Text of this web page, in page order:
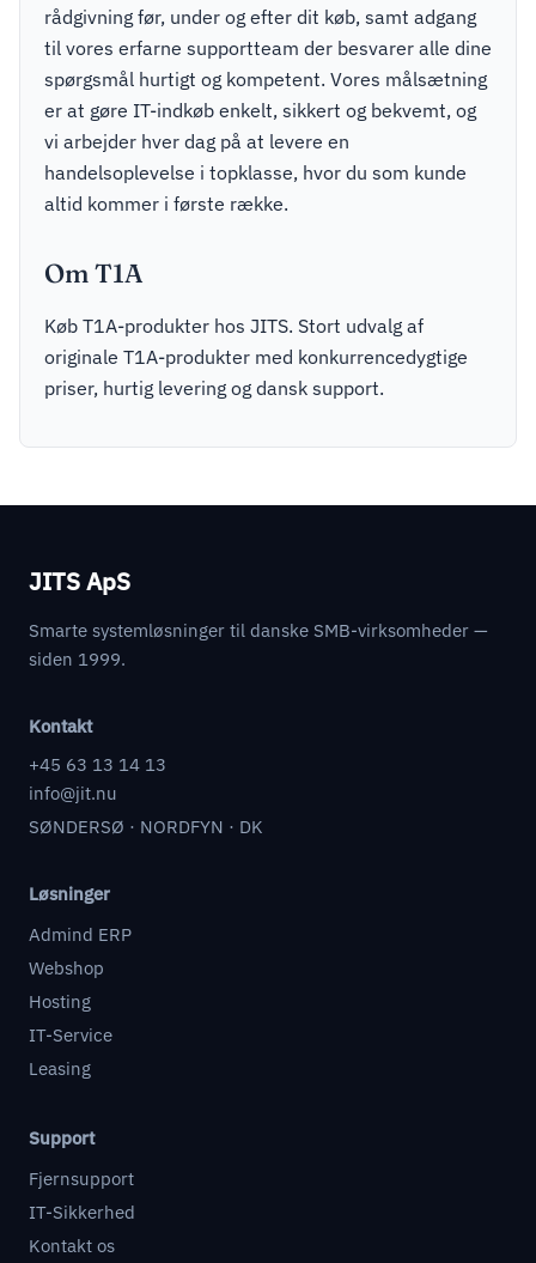
rådgivning før, under og efter dit køb, samt adgang
til vores erfarne supportteam der besvarer alle dine
spørgsmål hurtigt og kompetent. Vores målsætning
er at gøre IT-indkøb enkelt, sikkert og bekvemt, og
vi arbejder hver dag på at levere en
handelsoplevelse i topklasse, hvor du som kunde
altid kommer i første række.
Om T1A
Køb T1A-produkter hos JITS. Stort udvalg af
originale T1A-produkter med konkurrencedygtige
priser, hurtig levering og dansk support.
JITS ApS
Smarte systemløsninger til danske SMB-virksomheder —
siden 1999.
Kontakt
+45 63 13 14 13
info@jit.nu
SØNDERSØ · NORDFYN · DK
Løsninger
Admind ERP
Webshop
Hosting
IT-Service
Leasing
Support
Fjernsupport
IT-Sikkerhed
Kontakt os